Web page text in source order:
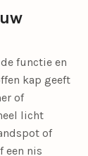
functie en
kap geeft
of
licht
of
een nis